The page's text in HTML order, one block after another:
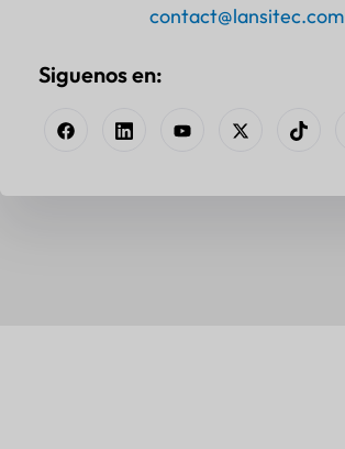
contact@lansitec.com
Siguenos en: